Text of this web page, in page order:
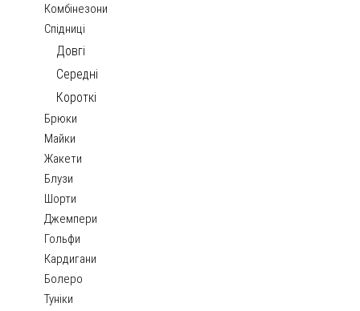
Комбінезони
Спідниці
Довгі
Середні
Короткі
Брюки
Майки
Жакети
Блузи
Шорти
Джемпери
Гольфи
Кардигани
Болеро
Туніки